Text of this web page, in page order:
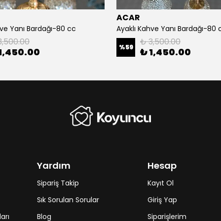
Yanı Bardağı-80 cc
ACAR
Ayaklı Kahve Yanı Bardağı-80
%59 ₺ 3,500.00
₺ 1,450.00
Yardım
Sipariş Takip
Sık Sorulan Sorular
Blog
Hesap
Kayıt Ol
Giriş Yap
Siparişlerim